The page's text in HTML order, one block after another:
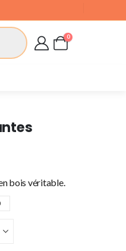
0
bois véritable.